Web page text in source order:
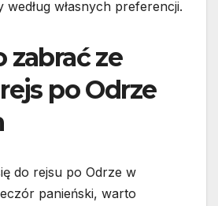
własnych preferencji.
zabrać ze
po Odrze
do rejsu po Odrze w
panieński, warto